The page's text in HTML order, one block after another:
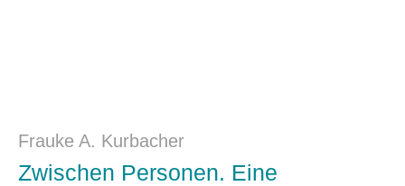
Frauke A. Kurbacher
Zwischen Personen. Eine